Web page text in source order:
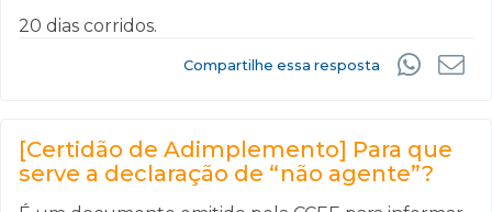
20 dias corridos.
Compartilhe essa resposta
[Certidão de Adimplemento] Para que
serve a declaração de “não agente”?